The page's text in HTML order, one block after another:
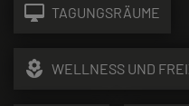
desktop_mac TAGUNGSRÄUME
local_florist WELLNESS UND